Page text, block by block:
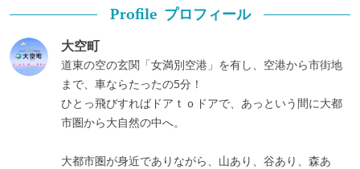
Profile プロフィール
大空町
道東の空の玄関「女満別空港」を有し、空港から市街地
まで、車ならたったの5分！
ひとっ飛びすればドアｔｏドアで、あっという間に大都
市圏から大自然の中へ。
大都市圏が身近でありながら、山あり、谷あり、森あ